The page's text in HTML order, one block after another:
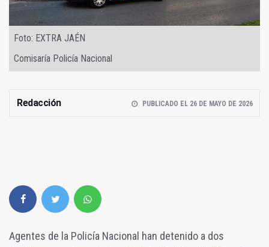
Foto: EXTRA JAÉN
Comisaría Policía Nacional
Redacción PUBLICADO EL 26 DE MAYO DE 2026
Agentes de la Policía Nacional han detenido a dos